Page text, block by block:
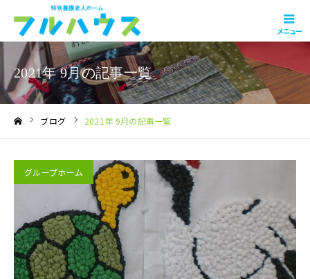
メニュー
2021年 9月の記事一覧
ブログ 2021年 9月の記事一覧
グループホーム